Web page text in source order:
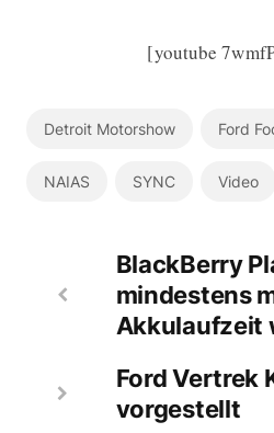
[youtube
Detroit Motorshow Ford
NAIAS SYNC Video
BlackBerry
mindestens
Akkulaufzeit
Ford Vertrek
vorgestellt